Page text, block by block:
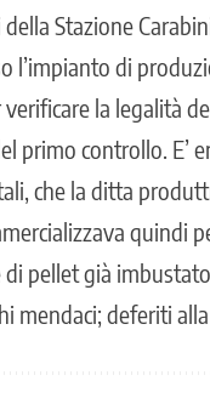
Stazione
l’impianto di
la legalità
primo controllo. E’
che la ditta
quindi
pellet già
mendaci; deferiti